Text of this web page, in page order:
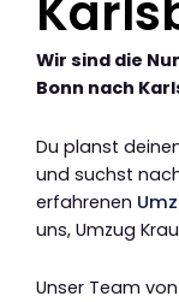
Wir sind die
Bonn nach
Du planst
und suchst
erfahrenen
uns, Umzug
Unser Team